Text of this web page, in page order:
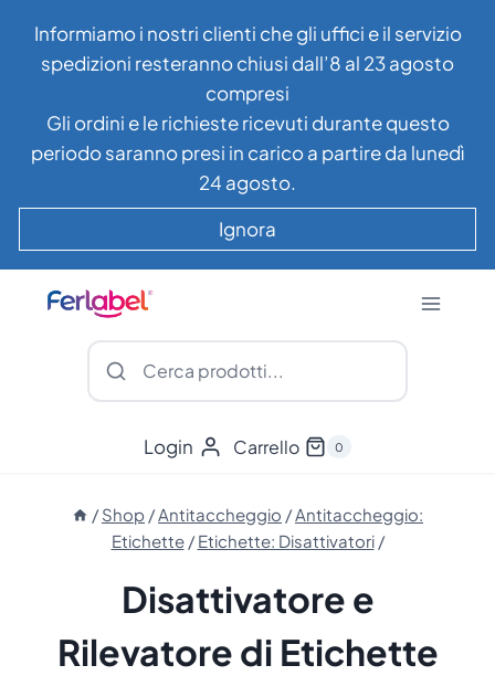
contenuto
Informiamo i nostri clienti che gli uffici e il servizio
spedizioni resteranno chiusi dall’8 al 23 agosto
compresi
Gli ordini e le richieste ricevuti durante questo
periodo saranno presi in carico a partire da lunedì
24 agosto.
Ignora
Login Carrello 0
/ Shop /Antitaccheggio /Antitaccheggio:
Etichette / Etichette: Disattivatori /
Disattivatore e
Rilevatore di Etichette